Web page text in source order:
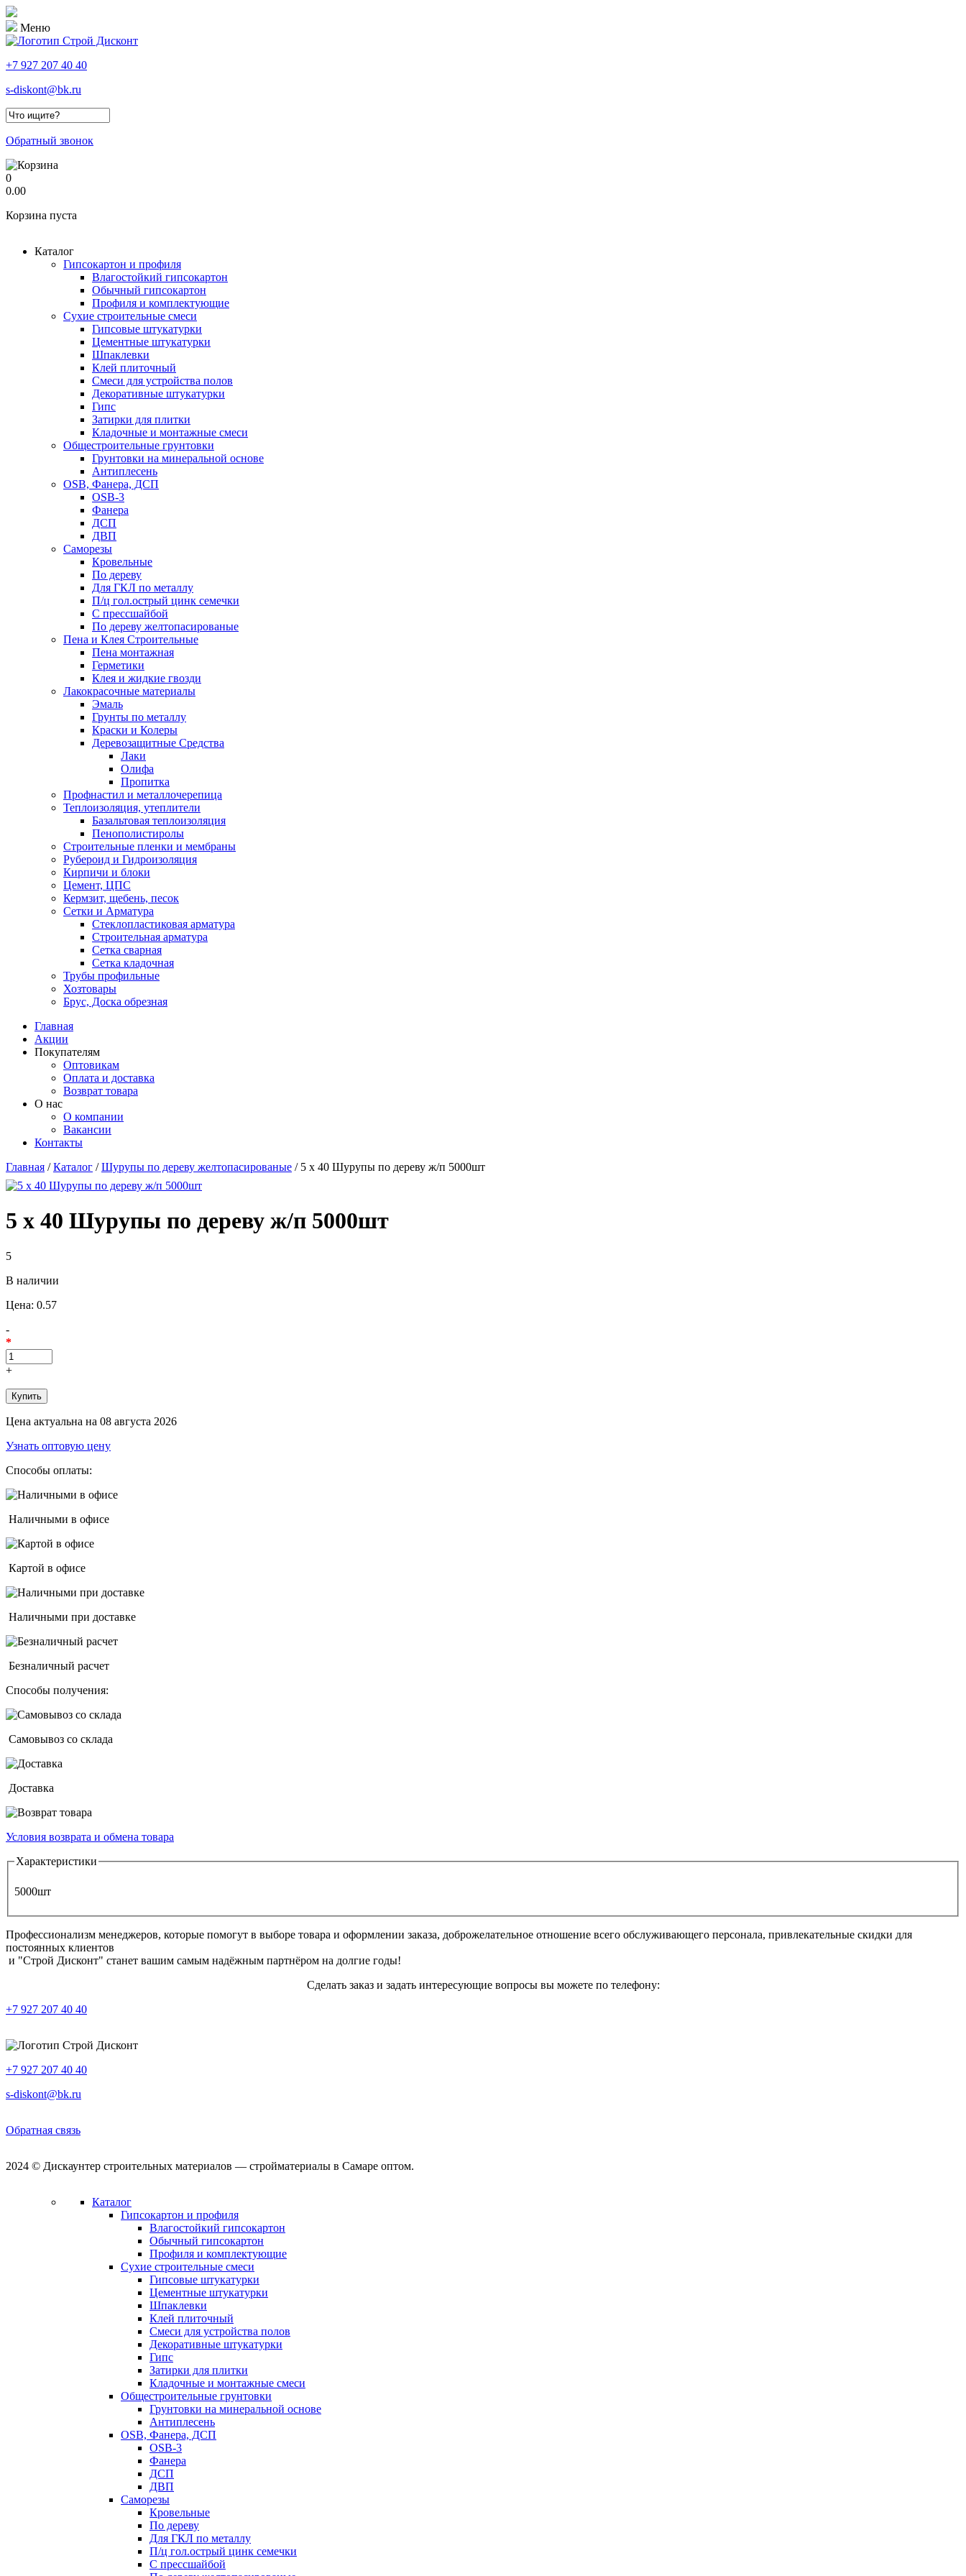
Меню
+7 927 207 40 40
s-diskont@bk.ru
Обратный звонок
0
0.00
Корзина пуста
Каталог
Гипсокартон и профиля
Влагостойкий гипсокартон
Обычный гипсокартон
Профиля и комплектующие
Сухие строительные смеси
Гипсовые штукатурки
Цементные штукатурки
Шпаклевки
Клей плиточный
Смеси для устройства полов
Декоративные штукатурки
Гипс
Затирки для плитки
Кладочные и монтажные смеси
Общестроительные грунтовки
Грунтовки на минеральной основе
Антиплесень
OSB, Фанера, ДСП
OSB-3
Фанера
ДСП
ДВП
Саморезы
Кровельные
По дереву
Для ГКЛ по металлу
П/ц гол.острый цинк семечки
С прессшайбой
По дереву желтопасированые
Пена и Клея Строительные
Пена монтажная
Герметики
Клея и жидкие гвозди
Лакокрасочные материалы
Эмаль
Грунты по металлу
Краски и Колеры
Деревозащитные Средства
Лаки
Олифа
Пропитка
Профнастил и металлочерепица
Теплоизоляция, утеплители
Базальтовая теплоизоляция
Пенополистиролы
Строительные пленки и мембраны
Рубероид и Гидроизоляция
Кирпичи и блоки
Цемент, ЦПС
Кермзит, щебень, песок
Сетки и Арматура
Стеклопластиковая арматура
Строительная арматура
Сетка сварная
Сетка кладочная
Трубы профильные
Хозтовары
Брус, Доска обрезная
Главная
Акции
Покупателям
Оптовикам
Оплата и доставка
Возврат товара
О нас
О компании
Вакансии
Контакты
Вы здесь
Главная / Каталог / Шурупы по дереву желтопасированые / 5 х 40 Шурупы по дереву ж/п 5000шт
5 х 40 Шурупы по дереву ж/п 5000шт
5
В наличии
Цена: 0.57
-
*
+
Цена актуальна на 08 августа 2026
Узнать оптовую цену
Способы оплаты:
Наличными в офисе
Картой в офисе
Наличными при доставке
Безналичный расчет
Способы получения:
Самовывоз со склада
Доставка
Условия возврата и обмена товара
Horizontal Tabs
Характеристики
5000шт
Профессионализм менеджеров, которые помогут в выборе товара и оформлении заказа, доброжелательное отношение всего обслуживающего персонала, привлекательные скидки для
постоянных клиентов
и "Строй Дисконт" станет вашим самым надёжным партнёром на долгие годы!
Сделать заказ и задать интересующие вопросы вы можете по телефону:
+7 927 207 40 40
+7 927 207 40 40
s-diskont@bk.ru
Обратная связь
2024 © Дискаунтер строительных материалов — стройматериалы в Самаре оптом.
Каталог
Гипсокартон и профиля
Влагостойкий гипсокартон
Обычный гипсокартон
Профиля и комплектующие
Сухие строительные смеси
Гипсовые штукатурки
Цементные штукатурки
Шпаклевки
Клей плиточный
Смеси для устройства полов
Декоративные штукатурки
Гипс
Затирки для плитки
Кладочные и монтажные смеси
Общестроительные грунтовки
Грунтовки на минеральной основе
Антиплесень
OSB, Фанера, ДСП
OSB-3
Фанера
ДСП
ДВП
Саморезы
Кровельные
По дереву
Для ГКЛ по металлу
П/ц гол.острый цинк семечки
С прессшайбой